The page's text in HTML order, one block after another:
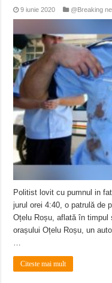
9 iunie 2020 @Breaking
Politist lovit cu pumnul in
jurul orei 4:40, o patrulă de
Oțelu Roșu, aflată în timpul
orașului Oțelu Roșu, un
…
Citeste mai mult